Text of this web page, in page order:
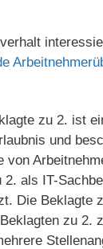
zu 2. ist
und
als IT-
Die Beklagte
zu 2.